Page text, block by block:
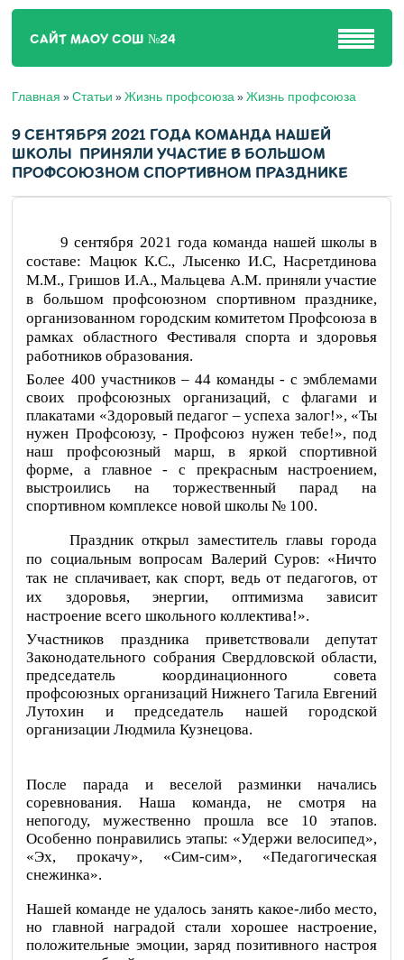
САЙТ МАОУ СОШ №24
Главная »Статьи »Жизнь профсоюза »Жизнь профсоюза
9 СЕНТЯБРЯ 2021 ГОДА КОМАНДА НАШЕЙ
ШКОЛЫ ПРИНЯЛИ УЧАСТИЕ В БОЛЬШОМ
ПРОФСОЮЗНОМ СПОРТИВНОМ ПРАЗДНИКЕ
9 сентября 2021 года команда нашей школы в
составе: Мацюк К.С., Лысенко И.С, Насретдинова
М.М., Гришов И.А., Мальцева А.М. приняли участие
в большом профсоюзном спортивном празднике,
организованном городским комитетом Профсоюза в
рамках областного Фестиваля спорта и здоровья
работников образования.
Более 400 участников – 44 команды - с эмблемами
своих профсоюзных организаций, с флагами и
плакатами «Здоровый педагог – успеха залог!», «Ты
нужен Профсоюзу, - Профсоюз нужен тебе!», под
наш профсоюзный марш, в яркой спортивной
форме, а главное - с прекрасным настроением,
выстроились на торжественный парад на
спортивном комплексе новой школы № 100.
Праздник открыл заместитель главы города
по социальным вопросам Валерий Суров: «Ничто
так не сплачивает, как спорт, ведь от педагогов, от
их здоровья, энергии, оптимизма зависит
настроение всего школьного коллектива!».
Участников праздника приветствовали депутат
Законодательного собрания Свердловской области,
председатель координационного совета
профсоюзных организаций Нижнего Тагила Евгений
Лутохин и председатель нашей городской
организации Людмила Кузнецова.
После парада и веселой разминки начались
соревнования. Наша команда, не смотря на
непогоду, мужественно прошла все 10 этапов.
Особенно понравились этапы: «Удержи велосипед»,
«Эх, прокачу», «Сим-сим», «Педагогическая
снежинка».
Нашей команде не удалось занять какое-либо место,
но главной наградой стали хорошее настроение,
положительные эмоции, заряд позитивного настроя